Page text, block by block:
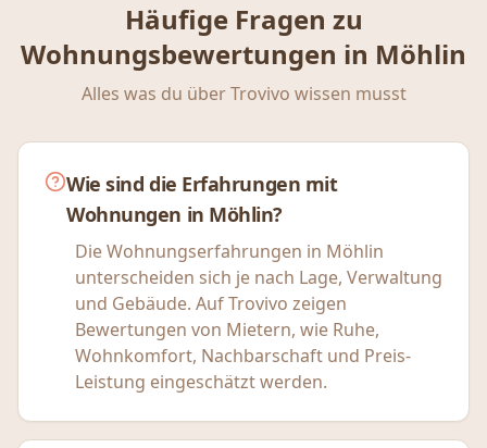
Häufige Fragen zu
Wohnungsbewertungen in Möhlin
Alles was du über Trovivo wissen musst
Wie sind die Erfahrungen mit
Wohnungen in Möhlin?
Die Wohnungserfahrungen in Möhlin
unterscheiden sich je nach Lage, Verwaltung
und Gebäude. Auf Trovivo zeigen
Bewertungen von Mietern, wie Ruhe,
Wohnkomfort, Nachbarschaft und Preis-
Leistung eingeschätzt werden.